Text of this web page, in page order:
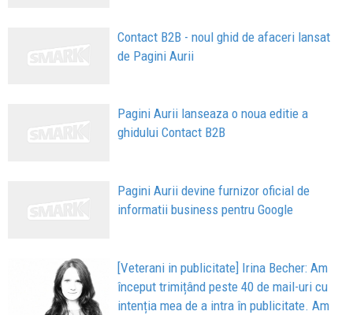
Contact B2B - noul ghid de afaceri lansat
de Pagini Aurii
Pagini Aurii lanseaza o noua editie a
ghidului Contact B2B
Pagini Aurii devine furnizor oficial de
informatii business pentru Google
[Veterani in publicitate] Irina Becher: Am
început trimițând peste 40 de mail-uri cu
intenția mea de a intra în publicitate. Am